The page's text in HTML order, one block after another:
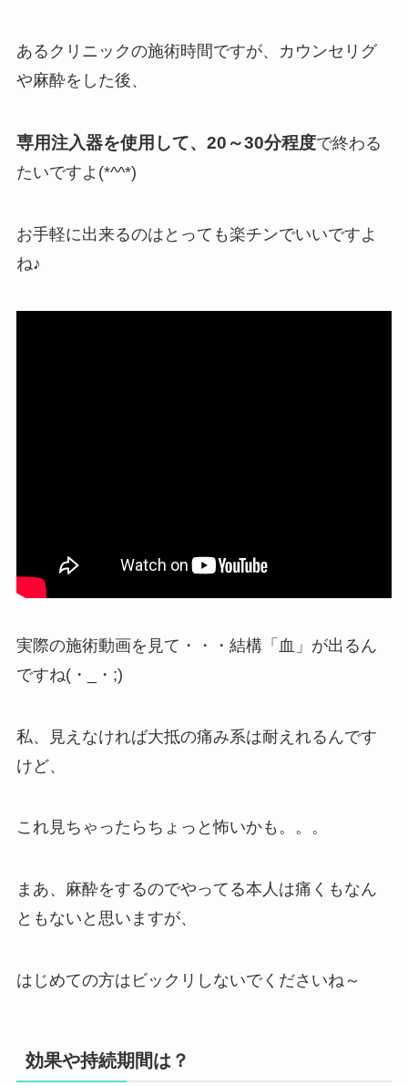
あるクリニックの施術時間ですが、カウンセリグ
や麻酔をした後、
専用注入器を使用して、20～30分程度で終わる
たいですよ(*^^*)
お手軽に出来るのはとっても楽チンでいいですよ
ね♪
実際の施術動画を見て・・・結構「血」が出るん
ですね(・_・;)
私、見えなければ大抵の痛み系は耐えれるんです
けど、
これ見ちゃったらちょっと怖いかも。。。
まあ、麻酔をするのでやってる本人は痛くもなん
ともないと思いますが、
はじめての方はビックリしないでくださいね～
効果や持続期間は？